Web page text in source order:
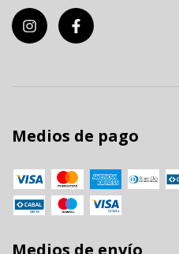
Medios de pago
Medios de envío